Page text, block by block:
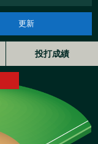
更新
投打成績